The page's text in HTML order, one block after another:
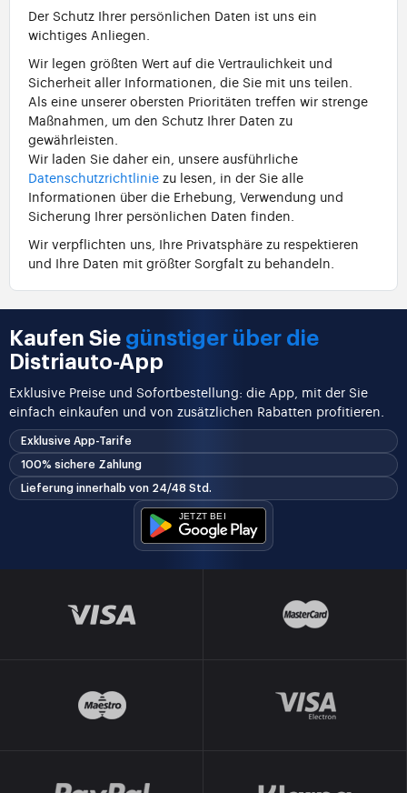
Der Schutz Ihrer persönlichen Daten ist uns ein
wichtiges Anliegen.
Wir legen größten Wert auf die Vertraulichkeit und
Sicherheit aller Informationen, die Sie mit uns teilen.
Als eine unserer obersten Prioritäten treffen wir strenge
Maßnahmen, um den Schutz Ihrer Daten zu
gewährleisten.
Wir laden Sie daher ein, unsere ausführliche
Datenschutzrichtlinie zu lesen, in der Sie alle
Informationen über die Erhebung, Verwendung und
Sicherung Ihrer persönlichen Daten finden.
Wir verpflichten uns, Ihre Privatsphäre zu respektieren
und Ihre Daten mit größter Sorgfalt zu behandeln.
Kaufen Sie günstiger über die
Distriauto-App
Exklusive Preise und Sofortbestellung: die App, mit der Sie
einfach einkaufen und von zusätzlichen Rabatten profitieren.
Exklusive App-Tarife
100% sichere Zahlung
Lieferung innerhalb von 24/48 Std.